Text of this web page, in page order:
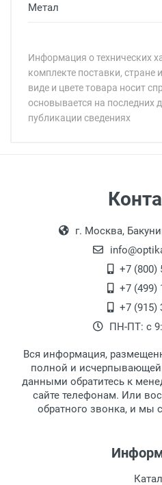
Метал
Информация о технических
комплекте поставки, стране
виде и цвете товара носит
основывается на последних
публикации сведениях
Самовывоз.
наличными
выдачи товара.
Перечисление
18:00, по
офисе по
Переведеновский
второй этаж, тел.
После того, как
выдачи, наш
клиентом и
Для
обязательно иметь
Заказ необходимо
рабочих дней с
дополнительных
г. Москва,
+7 (800)
+7 (499)
+7 (915)
ПН-ПТ: с
Вся информация,
полной и
данными обратитесь к
сайте телефонам. Или
обратного звонка, и мы